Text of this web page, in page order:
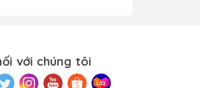
với chúng tôi